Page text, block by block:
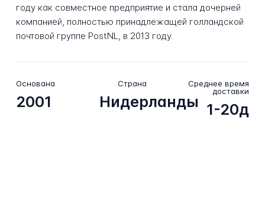
году как совместное предприятие и стала дочерней
компанией, полностью принадлежащей голландской
почтовой группе PostNL, в 2013 году.
Основана
2001
Страна
Нидерланды
Среднее время
доставки
1-20д